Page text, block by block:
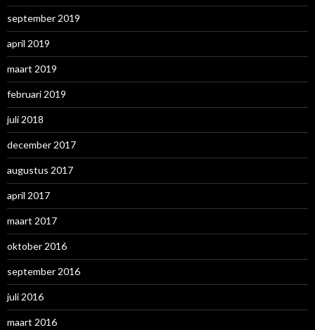
september 2019
april 2019
maart 2019
februari 2019
juli 2018
december 2017
augustus 2017
april 2017
maart 2017
oktober 2016
september 2016
juli 2016
maart 2016